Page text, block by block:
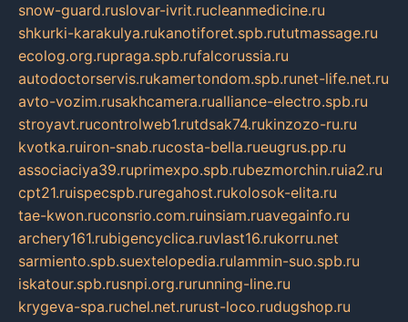
snow-guard.ruslovar-ivrit.rucleanmedicine.ru
shkurki-karakulya.rukanotiforet.spb.rututmassage.ru
ecolog.org.rupraga.spb.rufalcorussia.ru
autodoctorservis.rukamertondom.spb.runet-life.net.ru
avto-vozim.rusakhcamera.rualliance-electro.spb.ru
stroyavt.rucontrolweb1.rutdsak74.rukinzozo-ru.ru
kvotka.ruiron-snab.rucosta-bella.rueugrus.pp.ru
associaciya39.ruprimexpo.spb.rubezmorchin.ruia2.ru
cpt21.ruispecspb.ruregahost.rukolosok-elita.ru
tae-kwon.ruconsrio.com.ruinsiam.ruavegainfo.ru
archery161.rubigencyclica.ruvlast16.rukorru.net
sarmiento.spb.suextelopedia.rulammin-suo.spb.ru
iskatour.spb.rusnpi.org.rurunning-line.ru
krygeva-spa.ruchel.net.rurust-loco.rudugshop.ru